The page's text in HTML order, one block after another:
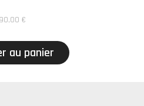
90,00 €
au panier